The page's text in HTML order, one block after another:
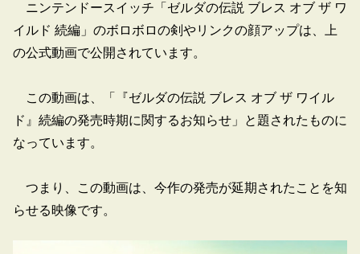
ニンテンドースイッチ「ゼルダの伝説 ブレス オブ ザ ワ
イルド 続編」のボロボロの剣やリンクの顔アップは、上
の公式動画で公開されています。
この動画は、「『ゼルダの伝説 ブレス オブ ザ ワイル
ド』続編の発売時期に関するお知らせ」と題されたものに
なっています。
つまり、この動画は、今作の発売が延期されたことを知
らせる映像です。